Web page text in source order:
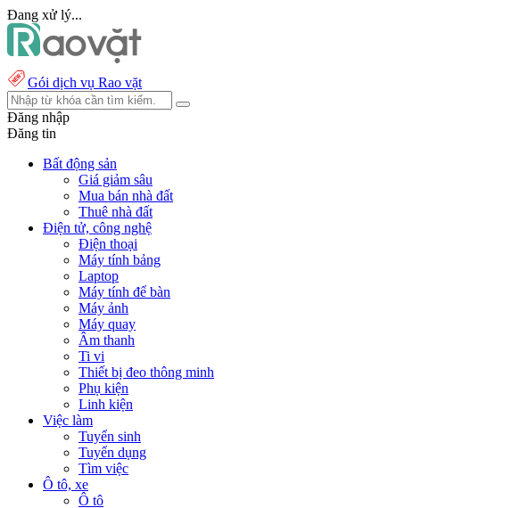
Đang xử lý...
Gói dịch vụ Rao vặt
Đăng nhập
Đăng tin
Bất động sản
Giá giảm sâu
Mua bán nhà đất
Thuê nhà đất
Điện tử, công nghệ
Điện thoại
Máy tính bảng
Laptop
Máy tính để bàn
Máy ảnh
Máy quay
Âm thanh
Ti vi
Thiết bị đeo thông minh
Phụ kiện
Linh kiện
Việc làm
Tuyển sinh
Tuyển dụng
Tìm việc
Ô tô, xe
Ô tô